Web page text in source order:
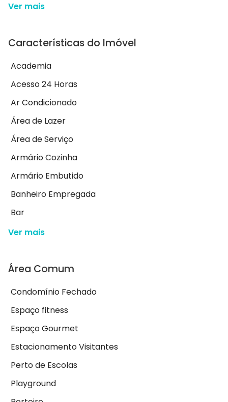
Ver mais
Características do Imóvel
Academia
Acesso 24 Horas
Ar Condicionado
Área de Lazer
Área de Serviço
Armário Cozinha
Armário Embutido
Banheiro Empregada
Bar
Ver mais
Área Comum
Condomínio Fechado
Espaço fitness
Espaço Gourmet
Estacionamento Visitantes
Perto de Escolas
Playground